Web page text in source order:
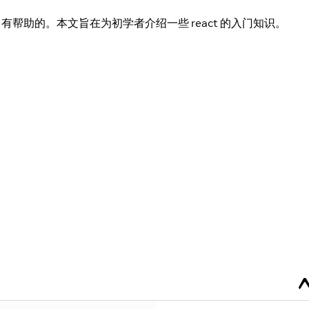
助的。本文旨在为初学者介绍一些 react 的入门知识。